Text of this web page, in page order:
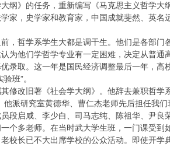
大纲》的任务，重新编写《马克思主义哲学
家，史学家和教育家，中国成就斐然、英
，哲学系学生大都是调干生。他们是各部
为他们学哲学专业有一定困难，决定从普
录取。这一年是国民经济调整最后一年，
班”。
修改旧著《社会学大纲》。他辞去兼职哲
他派研究室黄德华、曹仁杰老师先后担任我
段启咸、李少白、司马志纯、陈祖华、尹
个多老师。在当时武大学生班，一门课受到
校长已不大出席学校的公众活动。即使开